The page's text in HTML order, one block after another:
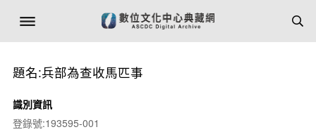
題名:兵部為查收馬匹事
識別資訊
登錄號:193595-001